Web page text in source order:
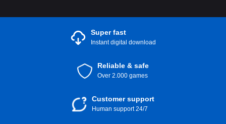
Super fast
Instant digital download
Reliable & safe
Over 2.000 games
Customer support
Human support 24/7